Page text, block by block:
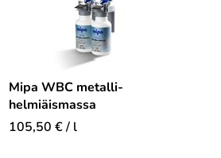
Mipa WBC metalli-
helmiäismassa
105,50 €/ l